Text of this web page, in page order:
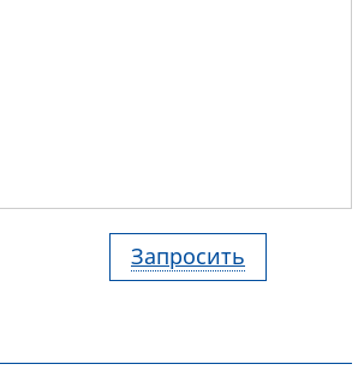
Запросить